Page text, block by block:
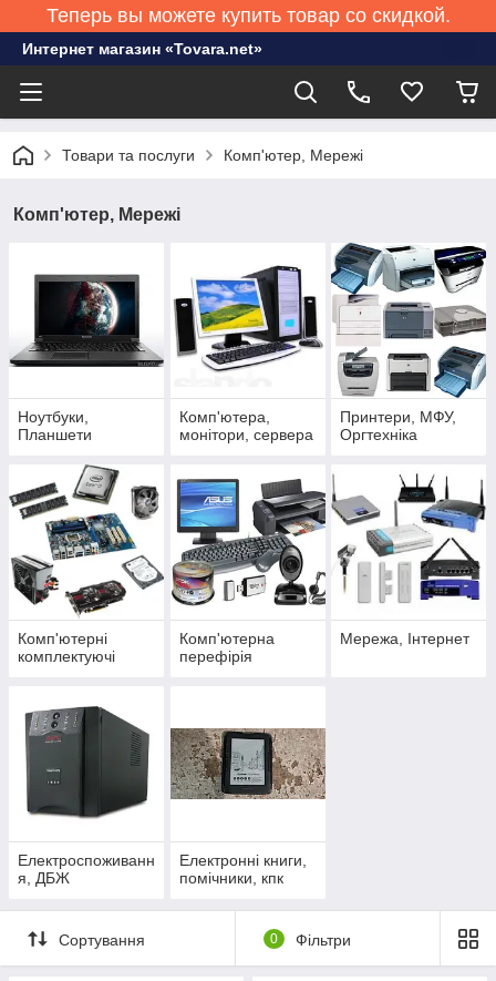
Теперь вы можете купить товар со скидкой.
Интернет магазин «Tovara.net»
Товари та послуги Комп'ютер, Мережі
Комп'ютер, Мережі
Ноутбуки,
Планшети
Комп'ютера,
монітори, сервера
Принтери, МФУ,
Оргтехніка
Комп'ютерні
комплектуючі
Комп'ютерна
перефірія
Мережа, Інтернет
Електроспоживанн
я, ДБЖ
Електронні книги,
помічники, кпк
Сортування 0 Фільтри